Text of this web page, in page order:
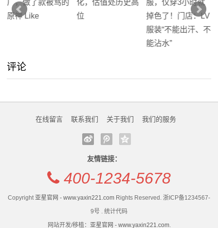
评论
在线留言 联系我们 关于我们 我们的服务
友情链接：
400-1234-5678
Copyright 亚星官网 - www.yaxin221.com Rights Reserved. 浙ICP备1234567-
9号 . 统计代码
网站开发/移植：
亚星官网 - www.yaxin221.com.